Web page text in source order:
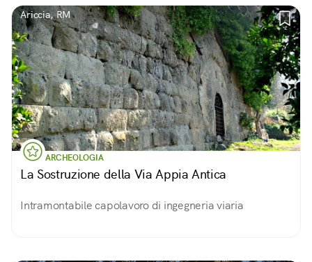
Ariccia, RM
ARCHEOLOGIA
La Sostruzione della Via Appia Antica
Intramontabile capolavoro di ingegneria viaria